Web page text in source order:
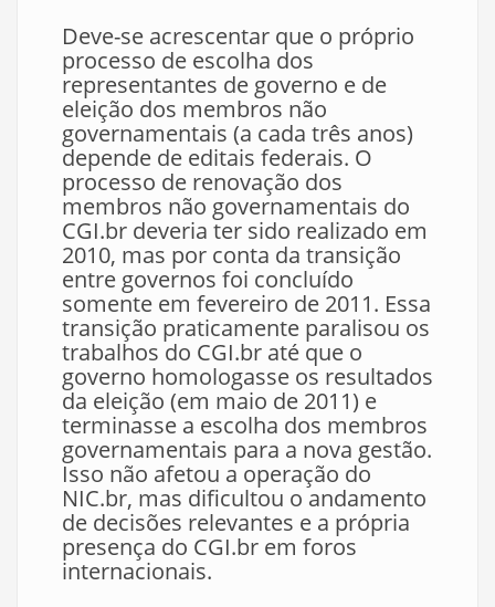
Deve-se acrescentar que o próprio
processo de escolha dos
representantes de governo e de
eleição dos membros não
governamentais (a cada três anos)
depende de editais federais. O
processo de renovação dos
membros não governamentais do
CGI.br deveria ter sido realizado em
2010, mas por conta da transição
entre governos foi concluído
somente em fevereiro de 2011. Essa
transição praticamente paralisou os
trabalhos do CGI.br até que o
governo homologasse os resultados
da eleição (em maio de 2011) e
terminasse a escolha dos membros
governamentais para a nova gestão.
Isso não afetou a operação do
NIC.br, mas dificultou o andamento
de decisões relevantes e a própria
presença do CGI.br em foros
internacionais.